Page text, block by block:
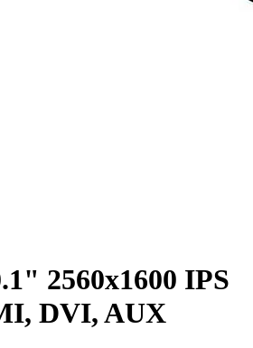
2560x1600 IPS
DVI, AUX